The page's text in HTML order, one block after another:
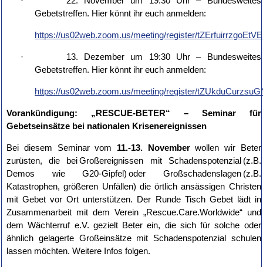
Gebetstreffen. Hier könnt ihr euch anmelden:
https://us02web.zoom.us/meeting/register/
· 13. Dezember um 19:30 Uhr – Bundesweites
Gebetstreffen. Hier könnt ihr euch anmelden:
https://us02web.zoom.us/meeting/register/
Vorankündigung: „RESCUE-BETER“ – Seminar für
Gebetseinsätze bei nationalen Krisenereignissen
Bei diesem Seminar vom 11.-13. Novemberwollen wir Beter
zurüsten, die bei Großereignissen mit Schadenspotenzial (z.B.
Demos wie G20-Gipfel) oder Großschadenslagen (z.B.
Katastrophen, größeren Unfällen) die örtlich ansässigen Christen
mit Gebet vor Ort unterstützen. Der Runde Tisch Gebet lädt in
Zusammenarbeit mit dem Verein „Rescue.Care.Worldwide“ und
dem Wächterruf e.V. gezielt Beter ein, die sich für solche oder
ähnlich gelagerte Großeinsätze mit Schadenspotenzial schulen
lassen möchten. Weitere Infos folgen.